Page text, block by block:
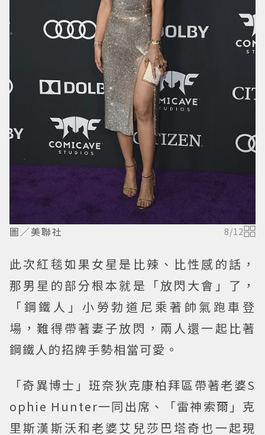
圖／美聯社 8/12
此次紅毯如果女星是比辣、比性感的話，
那男星的部分根本就是「放閃大會」了，
「鋼鐵人」小勞勃道尼乘著帥氣跑車登
場，難得帶著妻子放閃，兩人還一起比著
鋼鐵人的招牌手勢相當可愛。
「奇異博士」班奈狄克康柏拜區帶著老婆S
ophie Hunter一同出席、「雷神索爾」克
里斯漢斯沃和老婆艾兒莎巴塔奇也一起現